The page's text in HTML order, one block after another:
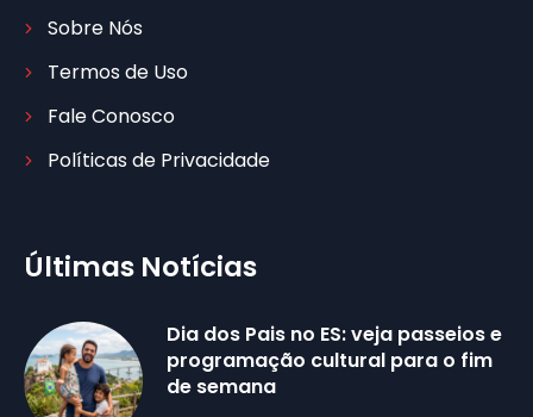
Sobre Nós
Termos de Uso
Fale Conosco
Políticas de Privacidade
Últimas Notícias
Dia dos Pais no ES: veja passeios e
programação cultural para o fim
de semana